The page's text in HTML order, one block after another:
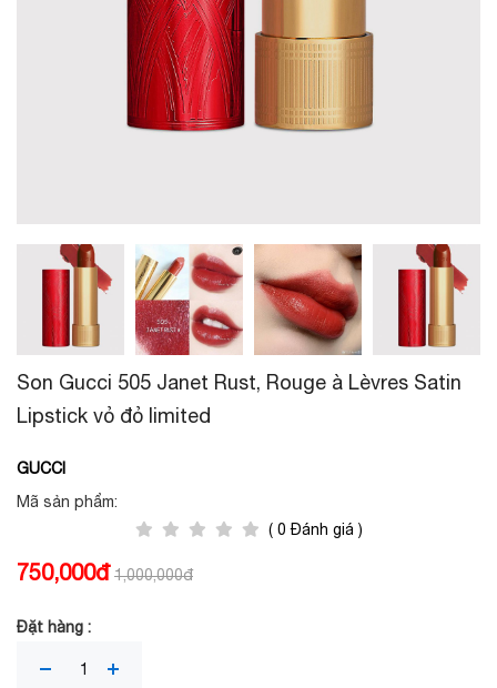
Son Gucci 505 Janet Rust, Rouge à Lèvres Satin
Lipstick vỏ đỏ limited
GUCCI
Mã sản phẩm:
( 0 Đánh giá )
750,000đ 1,000,000đ
Đặt hàng :